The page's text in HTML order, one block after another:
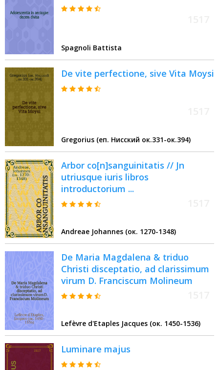
Spagnoli Battista
De vite perfectione, sive Vita Moysi
Gregorius (еп. Нисский ок.331-ок.394)
Arbor co[n]sanguinitatis // Jn
utriusque iuris libros
introductorium ...
Andreae Johannes (ок. 1270-1348)
De Maria Magdalena & triduo
Christi disceptatio, ad clarissimum
virum D. Franciscum Molineum
Lefèvre d'Etaples Jacques (ок. 1450-1536)
Luminare majus